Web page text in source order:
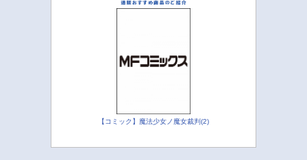
【コミック】魔法少女ノ魔女裁判(2)